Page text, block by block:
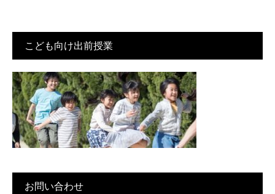
こども向け出前授業
お問い合わせ